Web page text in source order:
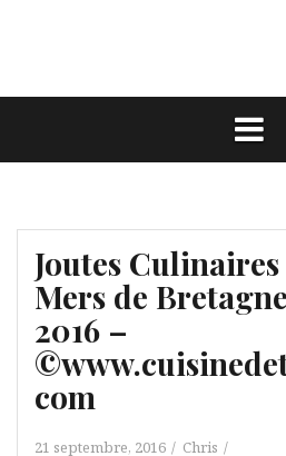
Joutes
Mers de
2016 –
com
21 septembre, 2016 Chris